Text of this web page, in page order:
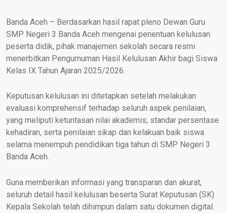
Banda Aceh – Berdasarkan hasil rapat pleno Dewan Guru
SMP Negeri 3 Banda Aceh mengenai penentuan kelulusan
peserta didik, pihak manajemen sekolah secara resmi
menerbitkan Pengumuman Hasil Kelulusan Akhir bagi Siswa
Kelas IX Tahun Ajaran 2025/2026.
Keputusan kelulusan ini ditetapkan setelah melakukan
evaluasi komprehensif terhadap seluruh aspek penilaian,
yang meliputi ketuntasan nilai akademis, standar persentase
kehadiran, serta penilaian sikap dan kelakuan baik siswa
selama menempuh pendidikan tiga tahun di SMP Negeri 3
Banda Aceh.
Guna memberikan informasi yang transparan dan akurat,
seluruh detail hasil kelulusan beserta Surat Keputusan (SK)
Kepala Sekolah telah dihimpun dalam satu dokumen digital.